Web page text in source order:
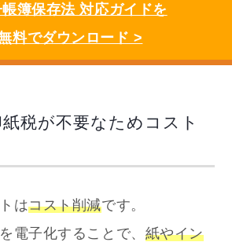
簿保存法 対応ガイドを
料でダウンロード >
税が不要なためコスト
はコスト削減です。
電子化することで、 紙やイン